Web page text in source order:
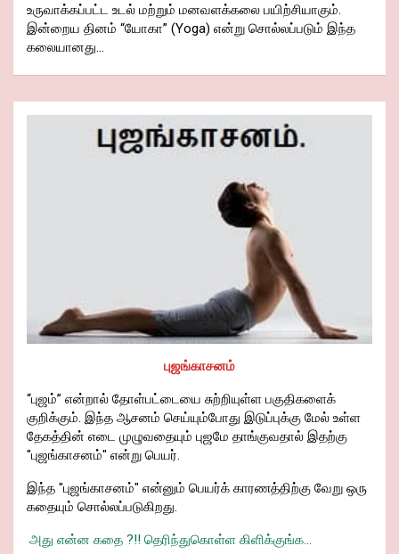
உருவாக்கப்பட்ட உடல் மற்றும் மனவளக்கலை பயிற்சியாகும்.
இன்றைய தினம் “யோகா” (Yoga) என்று சொல்லப்படும் இந்த
கலையானது…
புஜங்காசனம்
“புஜம்” என்றால் தோள்பட்டையை சுற்றியுள்ள பகுதிகளைக்
குறிக்கும். இந்த ஆசனம் செய்யும்போது இடுப்புக்கு மேல் உள்ள
தேகத்தின் எடை முழுவதையும் புஜமே தாங்குவதால் இதற்கு
"புஜங்காசனம்" என்று பெயர்.
இந்த "புஜங்காசனம்" என்னும் பெயர்க் காரணத்திற்கு வேறு ஒரு
கதையும் சொல்லப்படுகிறது.
அது என்ன கதை ?!! தெரிந்துகொள்ள கிளிக்குங்க...